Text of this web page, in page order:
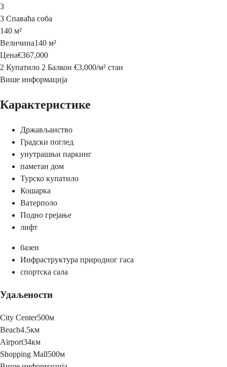
3
3 Спаваћа соба
140 м²
Величина140 м²
Цена€367,000
2 Купатило 2 Балкон €3,000/м² стан
Више информација
Карактеристике
Држављанство
Градски поглед
унутрашњи паркинг
паметан дом
Турско купатило
Кошарка
Ватерполо
Подно грејање
лифт
базен
Инфраструктура природног гаса
спортска сала
Удаљености
City Center500м
Beach4.5км
Airport34км
Shopping Mall500м